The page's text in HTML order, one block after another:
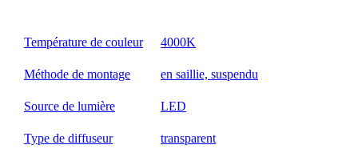
Température de couleur 4000K
Méthode de montage en saillie, suspendu
Source de lumière LED
Type de diffuseur transparent